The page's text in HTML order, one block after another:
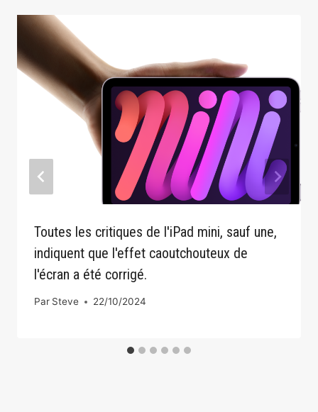
Toutes les critiques de l'iPad mini, sauf une,
indiquent que l'effet caoutchouteux de
l'écran a été corrigé.
Par Steve 22/10/2024